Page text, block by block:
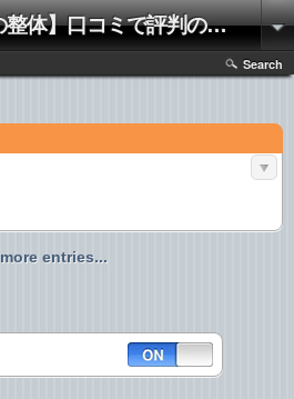
で評判の「きむらけんゆう整体院」
Search
entries...